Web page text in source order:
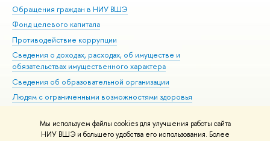
Мы используем файлы cookies для улучшения работы сайта
НИУ ВШЭ и большего удобства его использования. Более
Обращения граждан в НИУ ВШЭ
Фонд целевого капитала
Противодействие коррупции
Сведения о доходах, расходах, об имуществе и
обязательствах имущественного характера
Сведения об образовательной организации
Людям с ограниченными возможностями здоровья
Работа в Вышке